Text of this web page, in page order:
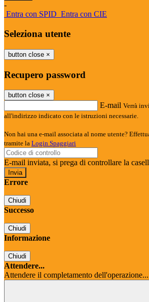
-
Entra con SPID Entra con CIE
Seleziona utente
button close ×
Recupero password
button close ×
E-mail Verrà
all'indirizzo indicato con le istruzioni necessarie.
Non hai una e-mail associata al nome utente?
tramite la Login Spaggiari
E-mail inviata, si prega di controllare la
Errore
Chiudi
Successo
Chiudi
Informazione
Chiudi
Attendere...
Attendere il completamento dell'operazione...